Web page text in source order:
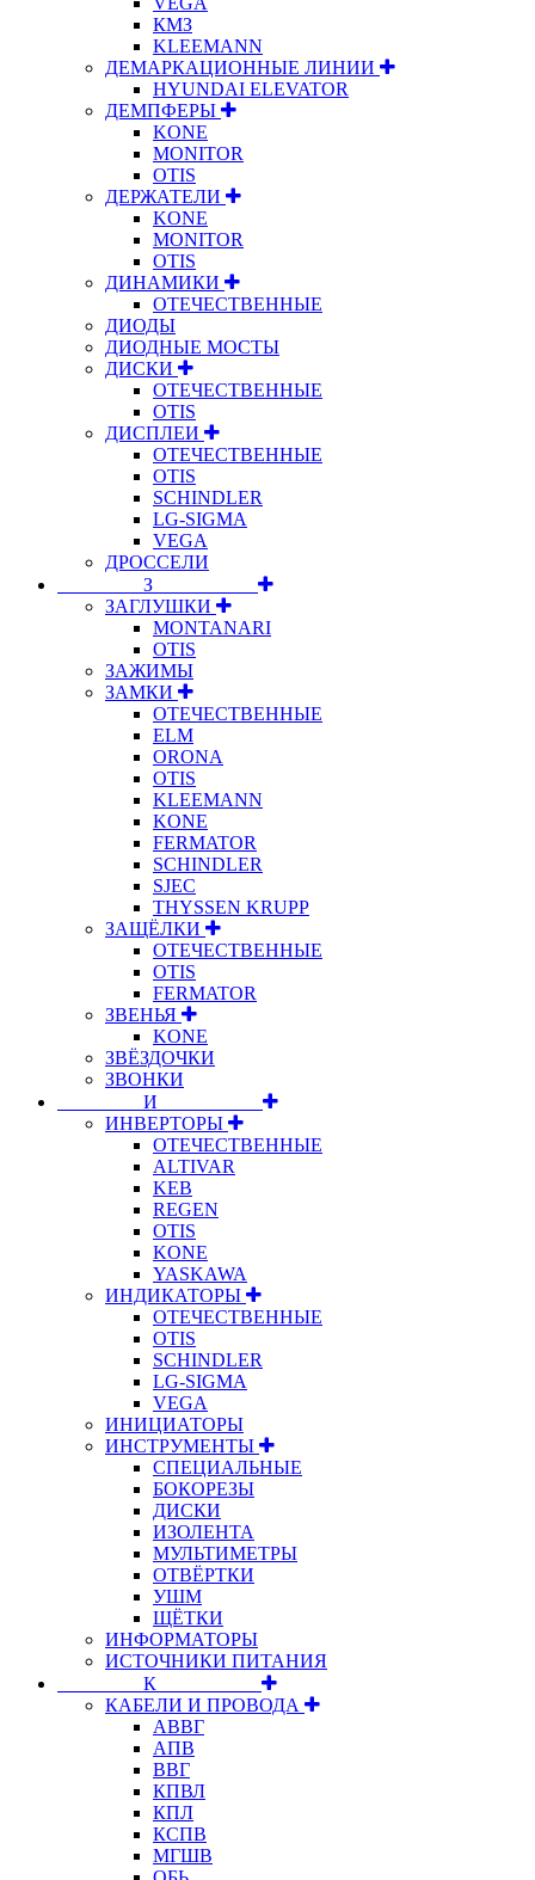
КМЗ
KLEEMANN
ДЕМАРКАЦИОННЫЕ ЛИНИИ
HYUNDAI ELEVATOR
ДЕМПФЕРЫ
KONE
MONITOR
OTIS
ДЕРЖАТЕЛИ
KONE
MONITOR
OTIS
ДИНАМИКИ
ОТЕЧЕСТВЕННЫЕ
ДИОДЫ
ДИОДНЫЕ МОСТЫ
ДИСКИ
ОТЕЧЕСТВЕННЫЕ
OTIS
ДИСПЛЕИ
ОТЕЧЕСТВЕННЫЕ
OTIS
SCHINDLER
LG-SIGMA
VEGA
ДРОССЕЛИ
⠀⠀⠀⠀⠀⠀З⠀⠀⠀⠀⠀⠀⠀
ЗАГЛУШКИ
MONTANARI
OTIS
ЗАЖИМЫ
ЗАМКИ
ОТЕЧЕСТВЕННЫЕ
ELM
ORONA
OTIS
KLEEMANN
KONE
FERMATOR
SCHINDLER
SJEC
THYSSEN KRUPP
ЗАЩЁЛКИ
ОТЕЧЕСТВЕННЫЕ
OTIS
FERMATOR
ЗВЕНЬЯ
KONE
ЗВЁЗДОЧКИ
ЗВОНКИ
⠀⠀⠀⠀⠀⠀И⠀⠀⠀⠀⠀⠀⠀
ИНВЕРТОРЫ
ОТЕЧЕСТВЕННЫЕ
ALTIVAR
KEB
REGEN
OTIS
KONE
YASKAWA
ИНДИКАТОРЫ
ОТЕЧЕСТВЕННЫЕ
OTIS
SCHINDLER
LG-SIGMA
VEGA
ИНИЦИАТОРЫ
ИНСТРУМЕНТЫ
СПЕЦИАЛЬНЫЕ
БОКОРЕЗЫ
ДИСКИ
ИЗОЛЕНТА
МУЛЬТИМЕТРЫ
ОТВЁРТКИ
УШМ
ЩЁТКИ
ИНФОРМАТОРЫ
ИСТОЧНИКИ ПИТАНИЯ
⠀⠀⠀⠀⠀⠀К⠀⠀⠀⠀⠀⠀⠀
КАБЕЛИ И ПРОВОДА
АВВГ
АПВ
ВВГ
КПВЛ
КПЛ
КСПВ
МГШВ